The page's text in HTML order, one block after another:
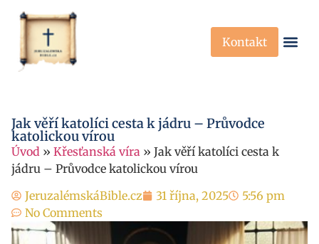
Kontakt
Jak věří katolíci cesta k jádru – Průvodce
katolickou vírou
Úvod » Křesťanská víra » Jak věří katolíci cesta k
jádru – Průvodce katolickou vírou
JeruzalémskáBible.cz
31 října, 2025
5:56 pm
No Comments